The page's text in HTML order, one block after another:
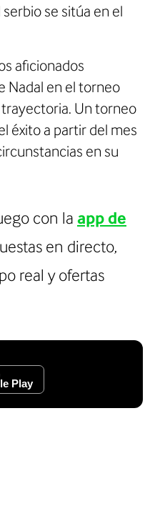
se sitúa en el
aficionados
Nadal en el torneo
Un torneo
éxito a partir del mes
en su
con la app de
en directo,
real y ofertas